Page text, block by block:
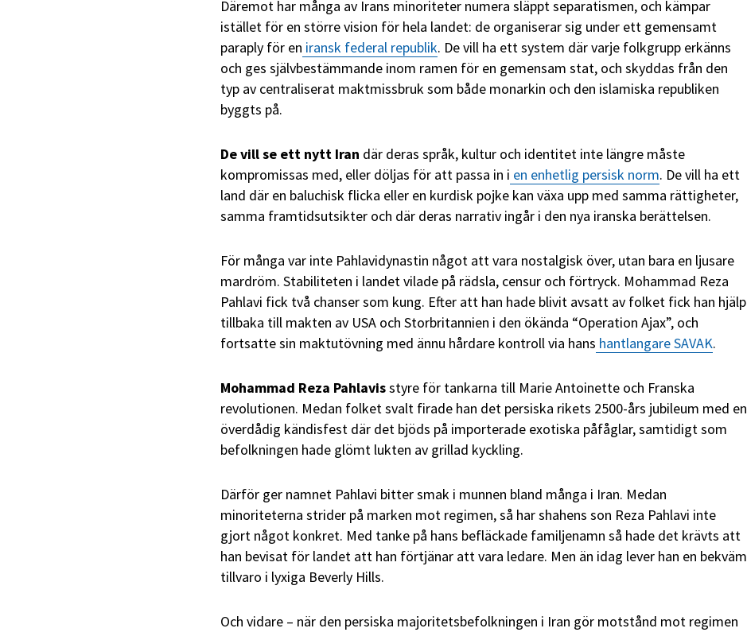
Däremot har många av Irans minoriteter numera släppt separatismen, och kämpar
istället för en större vision för hela landet: de organiserar sig under ett gemensamt
paraply för en iransk federal republik. De vill ha ett system där varje folkgrupp erkänns
och ges självbestämmande inom ramen för en gemensam stat, och skyddas från den
typ av centraliserat maktmissbruk som både monarkin och den islamiska republiken
byggts på.
De vill se ett nytt Iran där deras språk, kultur och identitet inte längre måste
kompromissas med, eller döljas för att passa in i en enhetlig persisk norm. De vill ha ett
land där en baluchisk flicka eller en kurdisk pojke kan växa upp med samma rättigheter,
samma framtidsutsikter och där deras narrativ ingår i den nya iranska berättelsen.
För många var inte Pahlavidynastin något att vara nostalgisk över, utan bara en ljusare
mardröm. Stabiliteten i landet vilade på rädsla, censur och förtryck. Mohammad Reza
Pahlavi fick två chanser som kung. Efter att han hade blivit avsatt av folket fick han hjälp
tillbaka till makten av USA och Storbritannien i den ökända “Operation Ajax”, och
fortsatte sin maktutövning med ännu hårdare kontroll via hans hantlangare SAVAK.
Mohammad Reza Pahlavisstyre för tankarna till Marie Antoinette och Franska
revolutionen. Medan folket svalt firade han det persiska rikets 2500-års jubileum med en
överdådig kändisfest där det bjöds på importerade exotiska påfåglar, samtidigt som
befolkningen hade glömt lukten av grillad kyckling.
Därför ger namnet Pahlavi bitter smak i munnen bland många i Iran. Medan
minoriteterna strider på marken mot regimen, så har shahens son Reza Pahlavi inte
gjort något konkret. Med tanke på hans befläckade familjenamn så hade det krävts att
han bevisat för landet att han förtjänar att vara ledare. Men än idag lever han en bekväm
tillvaro i lyxiga Beverly Hills.
Och vidare – när den persiska majoritetsbefolkningen i Iran gör motstånd mot regimen